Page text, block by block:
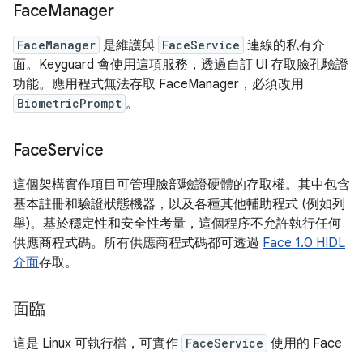
FaceManager
FaceManager 是維護與 FaceService 連線的私有介
面。Keyguard 會使用這項服務，透過自訂 UI 存取臉孔驗證
功能。應用程式無法存取 FaceManager，必須改用
BiometricPrompt 。
FaceService
這個架構實作項目可管理臉部驗證硬體的存取權。其中包含
基本註冊和驗證狀態機器，以及各種其他輔助程式 (例如列
舉)。基於穩定性和安全性考量，這個程序不允許執行任何
供應商程式碼。所有供應商程式碼都可透過 Face 1.0 HIDL
介面存取。
面臨
這是 Linux 可執行檔，可實作 FaceService 使用的 Face